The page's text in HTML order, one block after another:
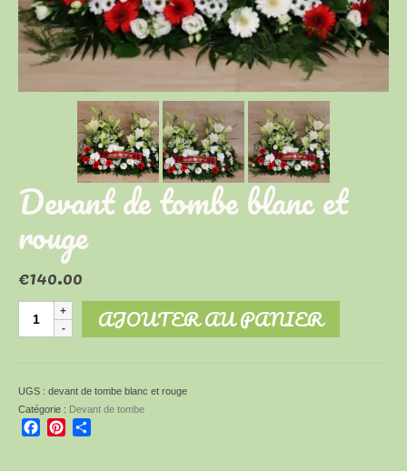
Devant de tombe blanc et
rouge
€140.00
quantité
et
rouge
AJOUTER AU PANIER
UGS : devant de tombe blanc et rouge
Catégorie : Devant de tombe
Facebook
Pinterest